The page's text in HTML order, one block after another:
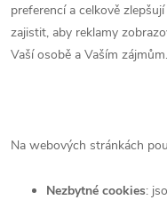
preferencí a celkově
zajistit, aby reklamy
Vaší osobě a Vaším zájmům.
Na webových stránkách
Nezbytné cookies: